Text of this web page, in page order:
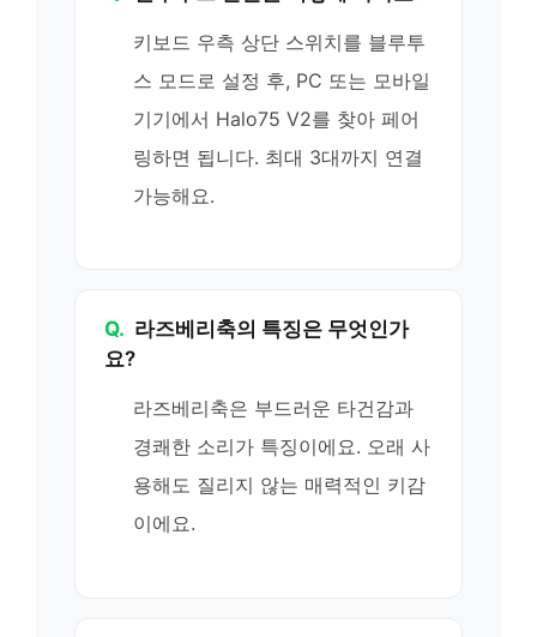
키보드 우측 상단 스위치를 블루투
스 모드로 설정 후, PC 또는 모바일
기기에서 Halo75 V2를 찾아 페어
링하면 됩니다. 최대 3대까지 연결
가능해요.
Q. 라즈베리축의 특징은 무엇인가
요?
라즈베리축은 부드러운 타건감과
경쾌한 소리가 특징이에요. 오래 사
용해도 질리지 않는 매력적인 키감
이에요.